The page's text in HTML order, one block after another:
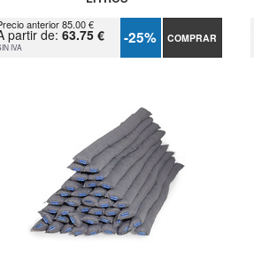
anterior 85.00 €
partir de: 63.75 €
IVA -25% COMPRAR